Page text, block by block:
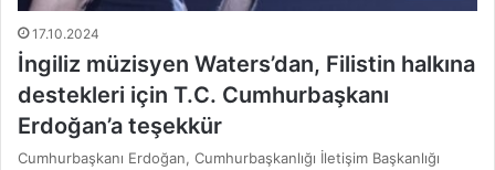
17.10.2024
İngiliz müzisyen Waters’dan, Filistin halkına
destekleri için T.C. Cumhurbaşkanı
Erdoğan’a teşekkür
Cumhurbaşkanı Erdoğan, Cumhurbaşkanlığı İletişim Başkanlığı